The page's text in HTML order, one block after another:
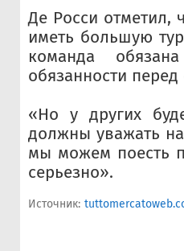
Де Росси отметил,
иметь большую
команда
обязанности
«Но у других
должны уважать
мы можем поесть
серьезно».
Источник: